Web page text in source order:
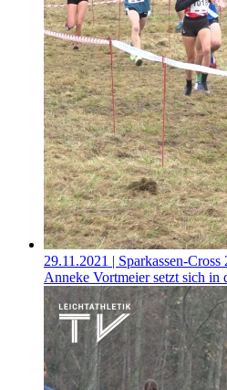
29.11.2021 | Sparkassen-
Anneke Vortmeier setzt sich